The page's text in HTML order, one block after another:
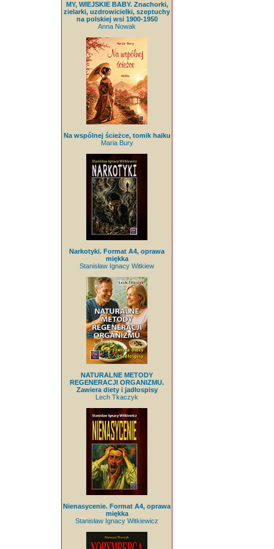
MY, WIEJSKIE BABY. Znachorki,
zielarki, uzdrowicielki, szeptuchy
na polskiej wsi 1900-1950
Anna Nowak
Na wspólnej ścieżce, tomik haiku
Maria Bury
Narkotyki. Format A4, oprawa
miękka
Stanisław Ignacy Witkiew
NATURALNE METODY
REGENERACJI ORGANIZMU.
Zawiera diety i jadłospisy
Lech Tkaczyk
Nienasycenie. Format A4, oprawa
miękka
Stanisław Ignacy Witkiewicz